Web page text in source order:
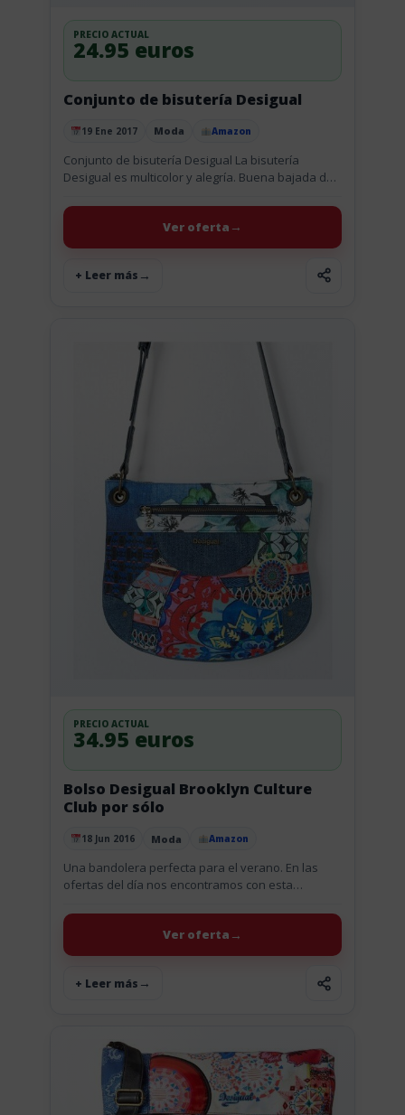
Publicado el
19 Ene 2017 Moda Amazon
Conjunto de bisutería Desigual
PRECIO ACTUAL
24.95 euros
Conjunto de bisutería Desigual La bisutería
Desigual es multicolor y alegría. Buena bajada de
círculos superpuestos y un...
+ Leer más
Ver oferta
Publicado el
18 Jun 2016 Moda Amazon
Bolso Desigual Brooklyn Culture
Club por sólo
PRECIO ACTUAL
34.95 euros
Una bandolera perfecta para el verano. En las
ofertas del día nos encontramos con esta
perfecta para este verano. Una...
+ Leer más
Ver oferta